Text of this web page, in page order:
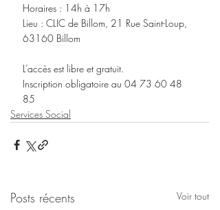
Horaires : 14h à 17h
Lieu : CLIC de Billom, 21 Rue Saint-Loup,
63160 Billom
L’accès est libre et gratuit.
Inscription obligatoire au 04 73 60 48
85
Services Social
Posts récents Voir tout